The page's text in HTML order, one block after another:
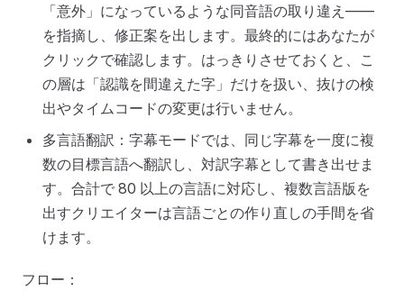
「意外」になっているような同音語の取り違え——
を指摘し、修正案を出します。最終的にはあなたが
クリックで確認します。はっきりさせておくと、こ
の層は「認識を間違えた字」だけを扱い、抜けの検
出やタイムコードの変更は行いません。
多言語翻訳：字幕モードでは、同じ字幕を一度に複
数の目標言語へ翻訳し、対訳字幕として書き出せま
す。合計で 80 以上の言語に対応し、複数言語版を
出すクリエイターは言語ごとの作り直しの手間を省
けます。
フロー：